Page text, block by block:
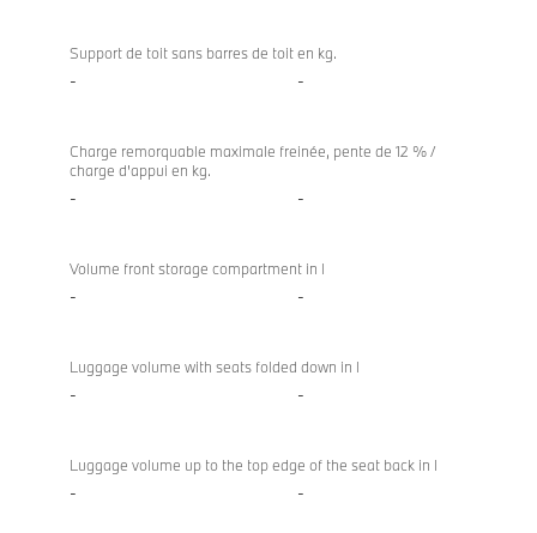
Support de toit sans barres de toit en kg.
- -
Charge remorquable maximale freinée, pente de 12 % /
charge d'appui en kg.
- -
Volume front storage compartment in l
- -
Luggage volume with seats folded down in l
- -
Luggage volume up to the top edge of the seat back in l
- -